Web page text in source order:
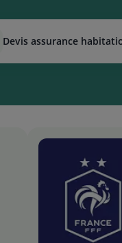
devis assurance